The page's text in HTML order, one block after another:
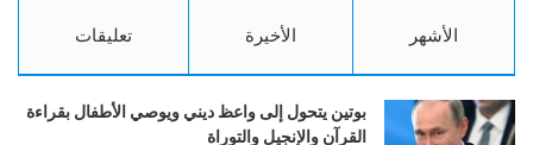
الأشهر الأخيرة تعليقات
بوتين يتحول إلى واعظ ديني ويوصي الأطفال بقراءة
القرآن والإنجيل والتوراة